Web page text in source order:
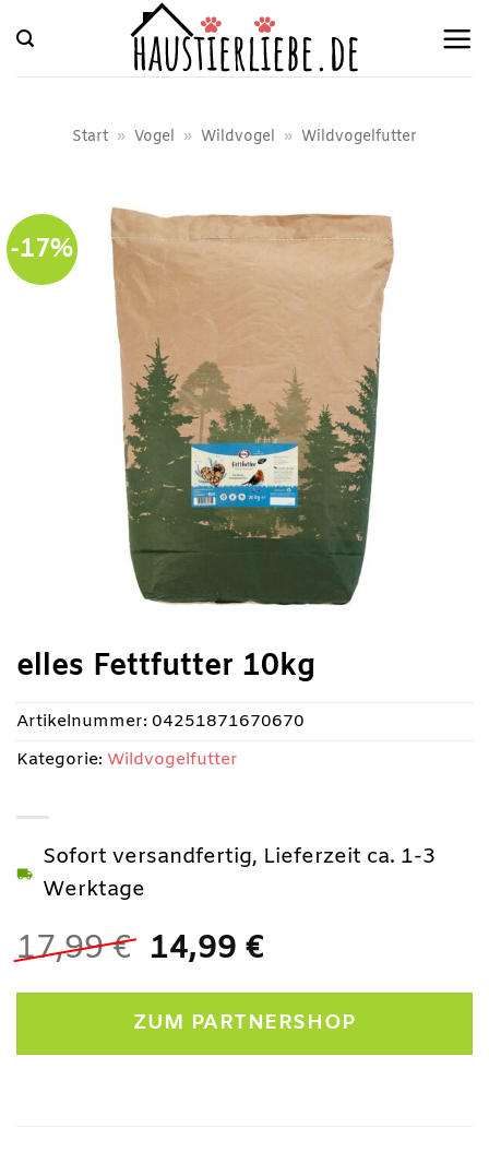
Inhalt
springen
Start » Vogel » Wildvogel » Wildvogelfutter
-17%
elles Fettfutter 10kg
17,99€ Ursprünglicher
war:
17,99 €
14,99 €Aktueller
ist:
14,99 €.
Sofort versandfertig, Lieferzeit ca. 1-3
Werktage
ZUM PARTNERSHOP
Artikelnummer: 04251871670670
Kategorie: Wildvogelfutter